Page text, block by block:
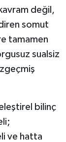
değil,
somut
tamamen
sualsiz
bilinç
ve hatta